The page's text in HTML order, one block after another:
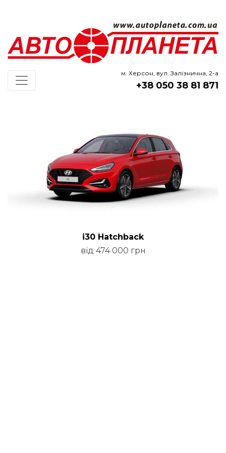
м. Херсон, вул. Залізнична, 2-а
+38 050 38 81 871
i30 Hatchback
від 474 000 грн